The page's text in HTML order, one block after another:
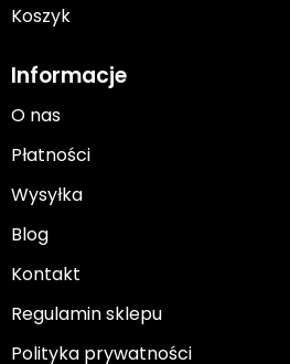
Koszyk
Informacje
O nas
Płatności
Wysyłka
Blog
Kontakt
Regulamin sklepu
Polityka prywatności